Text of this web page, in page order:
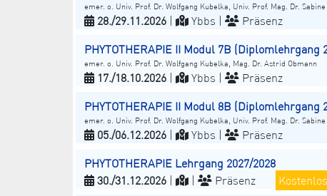
emer. o. Univ. Prof. Dr. Wolfgang Kubelka, Univ. Prof. Mag. Dr.
28./29.11.2026 | Ybbs | Präsenz
PHYTOTHERAPIE II Modul 7B (Diplomlehrgang
emer. o. Univ. Prof. Dr. Wolfgang Kubelka, Mag. Dr. Astrid Obmann
17./18.10.2026 | Ybbs | Präsenz
PHYTOTHERAPIE II Modul 8B (Diplomlehrgang
emer. o. Univ. Prof. Dr. Wolfgang Kubelka, Univ. Prof. Mag. Dr.
05./06.12.2026 | Ybbs | Präsenz
PHYTOTHERAPIE Lehrgang 2027/2028
30./31.12.2026 | | Präsenz